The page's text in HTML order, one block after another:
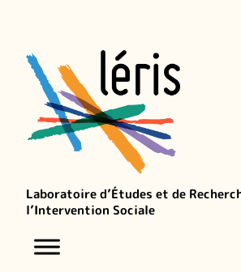
Laboratoire d’Études et de
l’Intervention Sociale